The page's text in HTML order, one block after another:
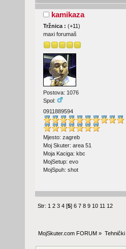
kamikaza
Tržnica : (+11 )
maxi forumaš
Postova: 1076
Spol:
0911889594
Mjesto: zagreb
Moj Skuter: area 51
Moja Kaciga: kbc
MojSetup: evo
MojSpuh: shot
Str: 1 2 3 4 [5]6 7 8 9 10 11 12
MojSkuter.com FORUM »